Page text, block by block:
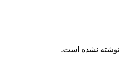
نشده است.